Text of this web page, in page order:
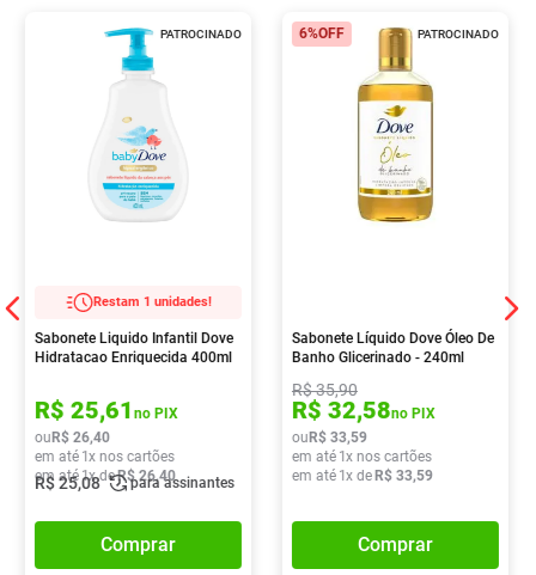
PATROCINADO
Restam 1 unidades!
Sabonete Liquido Infantil Dove
Hidratacao Enriquecida 400ml
R$ 25,61 no PIX
ou R$ 26,40
em até 1x nos cartões
em até1x deR$ 26,40
R$25,08 para assinantes
Comprar
PATROCINADO
6%OFF
Sabonete Líquido Dove Óleo De
Banho Glicerinado - 240ml
R$35,90
R$ 32,58no PIX
ou R$ 33,59
em até 1x nos cartões
em até 1x de R$ 33,59
Comprar